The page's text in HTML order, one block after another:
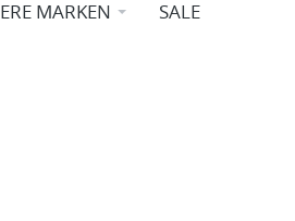
MARKEN SALE